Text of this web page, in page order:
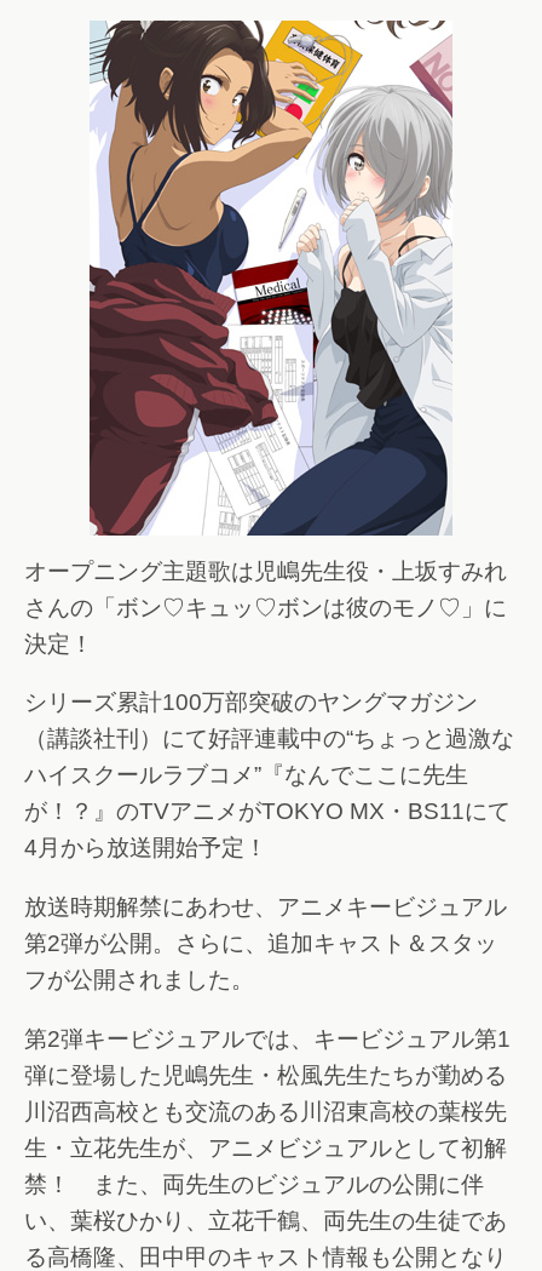
オープニング主題歌は児嶋先生役・上坂すみれ
さんの「ボン♡キュッ♡ボンは彼のモノ♡」に
決定！
シリーズ累計100万部突破のヤングマガジン
（講談社刊）にて好評連載中の“ちょっと過激な
ハイスクールラブコメ”『なんでここに先生
が！？』のTVアニメがTOKYO MX・BS11にて
4月から放送開始予定！
放送時期解禁にあわせ、アニメキービジュアル
第2弾が公開。さらに、追加キャスト＆スタッ
フが公開されました。
第2弾キービジュアルでは、キービジュアル第1
弾に登場した児嶋先生・松風先生たちが勤める
川沼西高校とも交流のある川沼東高校の葉桜先
生・立花先生が、アニメビジュアルとして初解
禁！ また、両先生のビジュアルの公開に伴
い、葉桜ひかり、立花千鶴、両先生の生徒であ
る高橋隆、田中甲のキャスト情報も公開となり